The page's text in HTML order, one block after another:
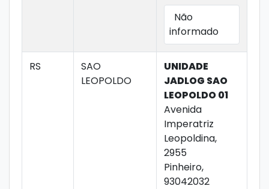
Não
informado
RS
SAO
LEOPOLDO
UNIDADE
JADLOG SAO
LEOPOLDO 01
Avenida
Imperatriz
Leopoldina,
2955
Pinheiro,
93042032